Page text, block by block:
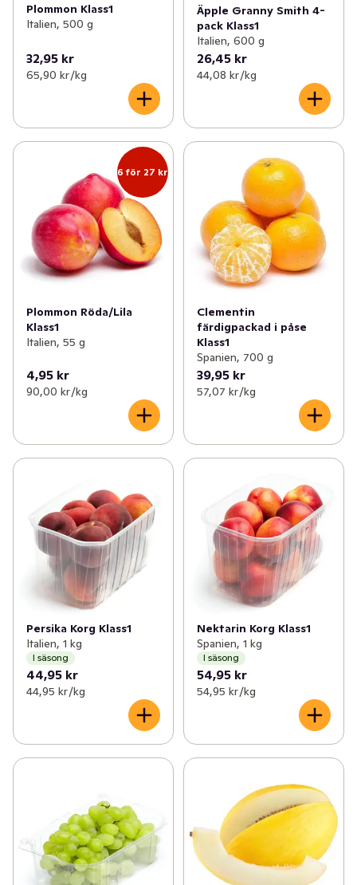
Plommon Klass1
Italien, 500 g
32,95 kr
65,90 kr /kg
Äpple Granny Smith 4-
pack Klass1
Italien, 600 g
26,45 kr
44,08 kr /kg
6 för 27 kr
Plommon Röda/Lila
Klass1
Italien, 55 g
4,95 kr
90,00 kr /kg
Clementin
färdigpackad i påse
Klass1
Spanien, 700 g
39,95 kr
57,07 kr /kg
Persika Korg Klass1
Italien, 1 kg
I säsong
44,95 kr
44,95 kr /kg
Nektarin Korg Klass1
Spanien, 1 kg
I säsong
54,95 kr
54,95 kr /kg